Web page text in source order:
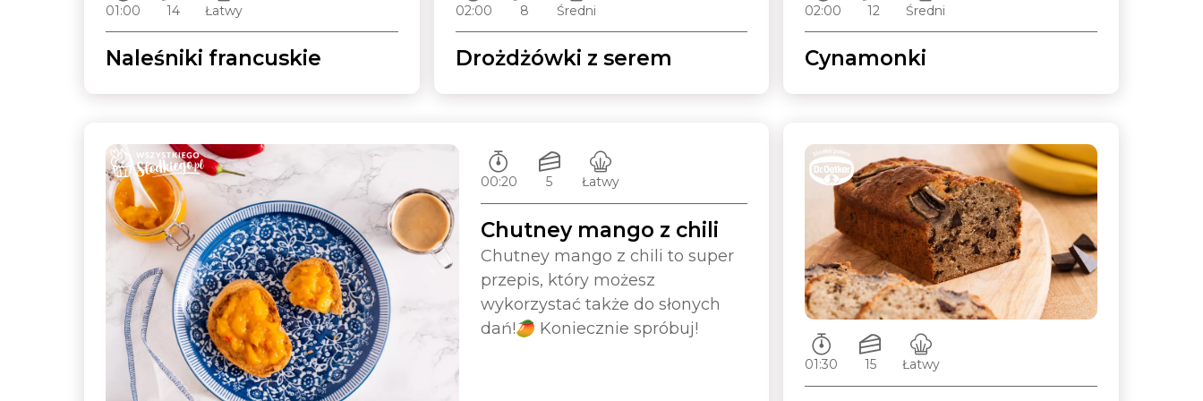
01:00
14
Łatwy
Naleśniki francuskie
02:00
8
Średni
Drożdżówki z serem
Czas przygotowywania:
00:20
Ilość porcji:
5
Poziom trudności:
Łatwy
Chutney mango z chili
Chutney mango z chili to super
przepis, który możesz
wykorzystać także do słonych
dań!🥭 Koniecznie spróbuj!
02:00
12
Średni
Cynamonki
Czas przygotowywania:
01:30
Ilość porcji:
15
Poziom trudności:
Łatwy